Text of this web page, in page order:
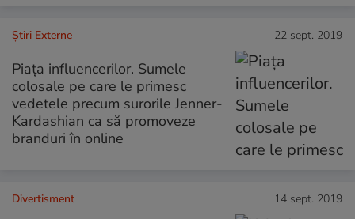
Știri Externe 22 sept. 2019
Piața influencerilor. Sumele
colosale pe care le primesc
vedetele precum surorile Jenner-
Kardashian ca să promoveze
branduri în online
Divertisment 14 sept. 2019